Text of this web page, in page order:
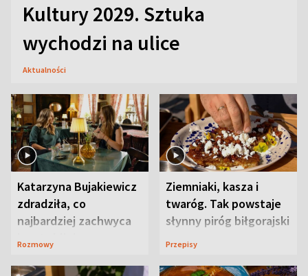
Kultury 2029. Sztuka
wychodzi na ulice
Aktualności
Katarzyna Bujakiewicz
zdradziła, co
najbardziej zachwyca
ją w Lublinie
Rozmowy
Ziemniaki, kasza i
twaróg. Tak powstaje
słynny piróg biłgorajski
Przepisy